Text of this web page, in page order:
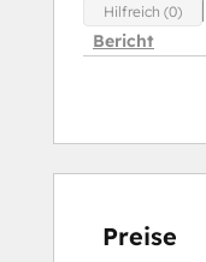
Hilfreich (0)
Bericht
Preise